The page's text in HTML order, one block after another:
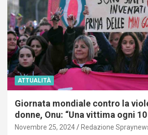
ATTUALITÀ
Giornata mondiale contro la
donne, Onu: “Una vittima ogni
Novembre 25, 2024 Redazione